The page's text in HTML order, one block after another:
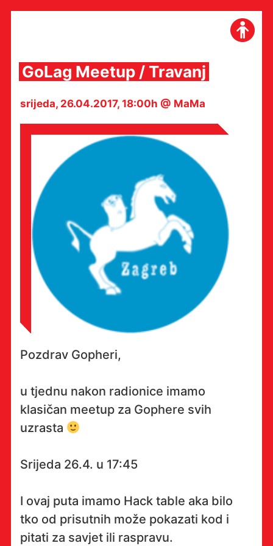
GoLag Meetup / Travanj
srijeda, 26.04.2017, 18:00h @ MaMa
Pozdrav Gopheri,
u tjednu nakon radionice imamo
klasičan meetup za Gophere svih
uzrasta
Srijeda 26.4. u 17:45
I ovaj puta imamo Hack table aka bilo
tko od prisutnih može pokazati kod i
pitati za savjet ili raspravu.